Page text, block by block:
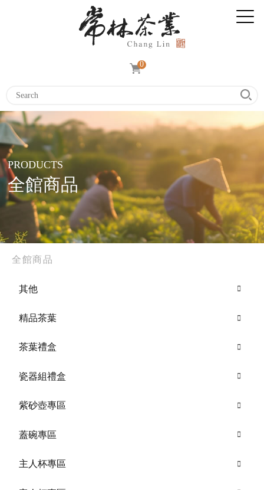
0
全館商品
PRODUCTS
全館商品
其他
精品茶葉
茶葉禮盒
瓷器組禮盒
紫砂壺專區
蓋碗專區
主人杯專區